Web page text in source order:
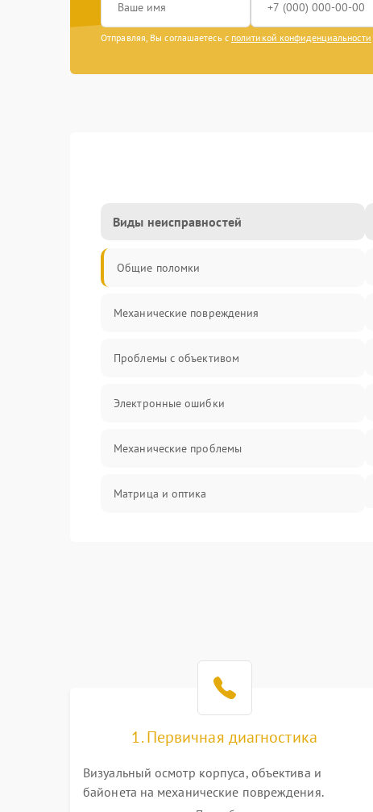
Отправляя, Вы соглашаетесь с политикой конфиденциальности
Виды неисправностей
Общие поломки
Механические повреждения
Проблемы с объективом
Электронные ошибки
Механические проблемы
Матрица и оптика
Коммуникации и интерфейсы
1. Первичная диагностика
Визуальный осмотр корпуса, объектива и
байонета на механические повреждения.